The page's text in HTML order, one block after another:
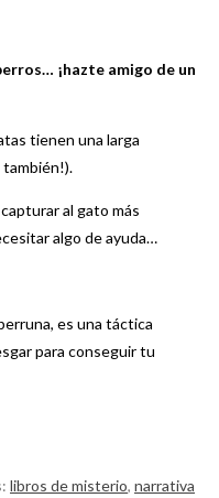
¡hazte amigo de un
tienen una larga
también!).
al gato más
algo de ayuda…
es una táctica
para conseguir tu
libros de misterio, narrativa